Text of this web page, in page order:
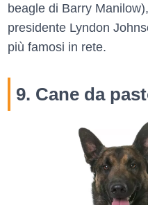
beagle di Barry
presidente Lyndon
più famosi in rete.
9. Cane da